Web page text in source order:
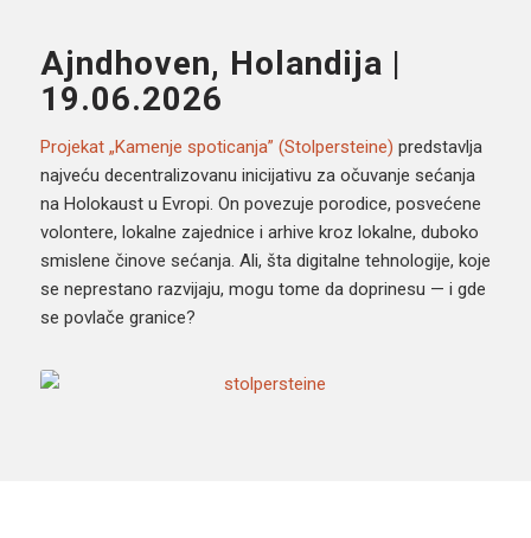
Ajndhoven, Holandija |
19.06.2026
Projekat „Kamenje spoticanja” (Stolpersteine) predstavlja
najveću decentralizovanu inicijativu za očuvanje sećanja
na Holokaust u Evropi. On povezuje porodice, posvećene
volontere, lokalne zajednice i arhive kroz lokalne, duboko
smislene činove sećanja. Ali, šta digitalne tehnologije, koje
se neprestano razvijaju, mogu tome da doprinesu — i gde
se povlače granice?